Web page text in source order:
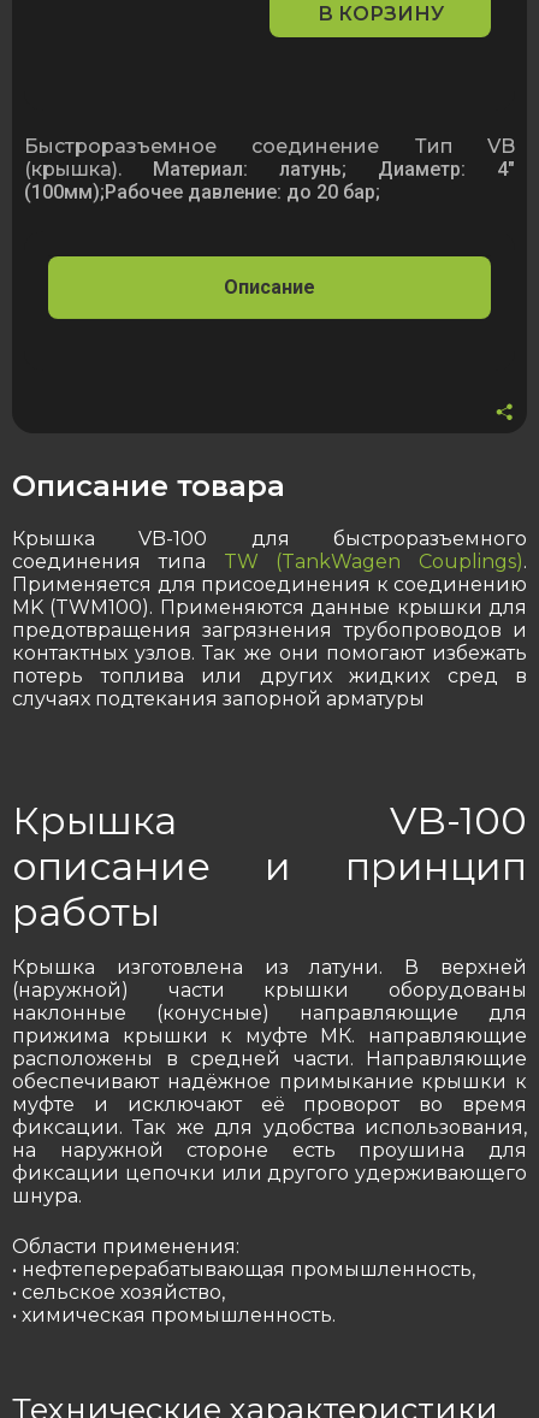
В КОРЗИНУ
Быстроразъемное соединение Тип VB
(крышка).
Материал: латунь; Диаметр: 4"
(100мм); Рабочее давление: до 20 бар;
Описание
Описание товара
Крышка VB-100 для быстроразъемного
соединения типа TW (TankWagen Couplings).
Применяется для присоединения к соединению
MK (TWM100). Применяются данные крышки для
предотвращения загрязнения трубопроводов и
контактных узлов. Так же они помогают избежать
потерь топлива или других жидких сред в
случаях подтекания запорной арматуры
Крышка VB-100
описание и принцип
работы
Крышка изготовлена из латуни. В верхней
(наружной) части крышки оборудованы
наклонные (конусные) направляющие для
прижима крышки к муфте МК. направляющие
расположены в средней части. Направляющие
обеспечивают надёжное примыкание крышки к
муфте и исключают её проворот во время
фиксации. Так же для удобства использования,
на наружной стороне есть проушина для
фиксации цепочки или другого удерживающего
шнура.
Области применения:
• нефтеперерабатывающая промышленность,
• сельское хозяйство,
• химическая промышленность.
Технические характеристики